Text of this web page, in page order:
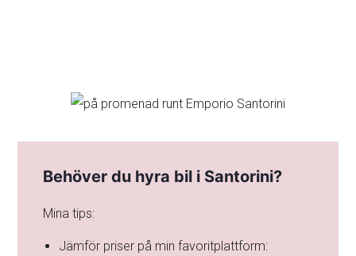
Behöver du hyra bil i Santorini?
Mina tips:
Jämför priser på min favoritplattform: